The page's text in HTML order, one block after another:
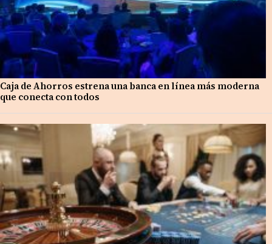
Caja de Ahorros estrena una banca en línea más moderna
que conecta con todos